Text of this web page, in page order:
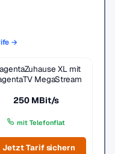
→
XL mit
MegaStream
250 MBit/s
mit Telefonflat
Jetzt Tarif sichern